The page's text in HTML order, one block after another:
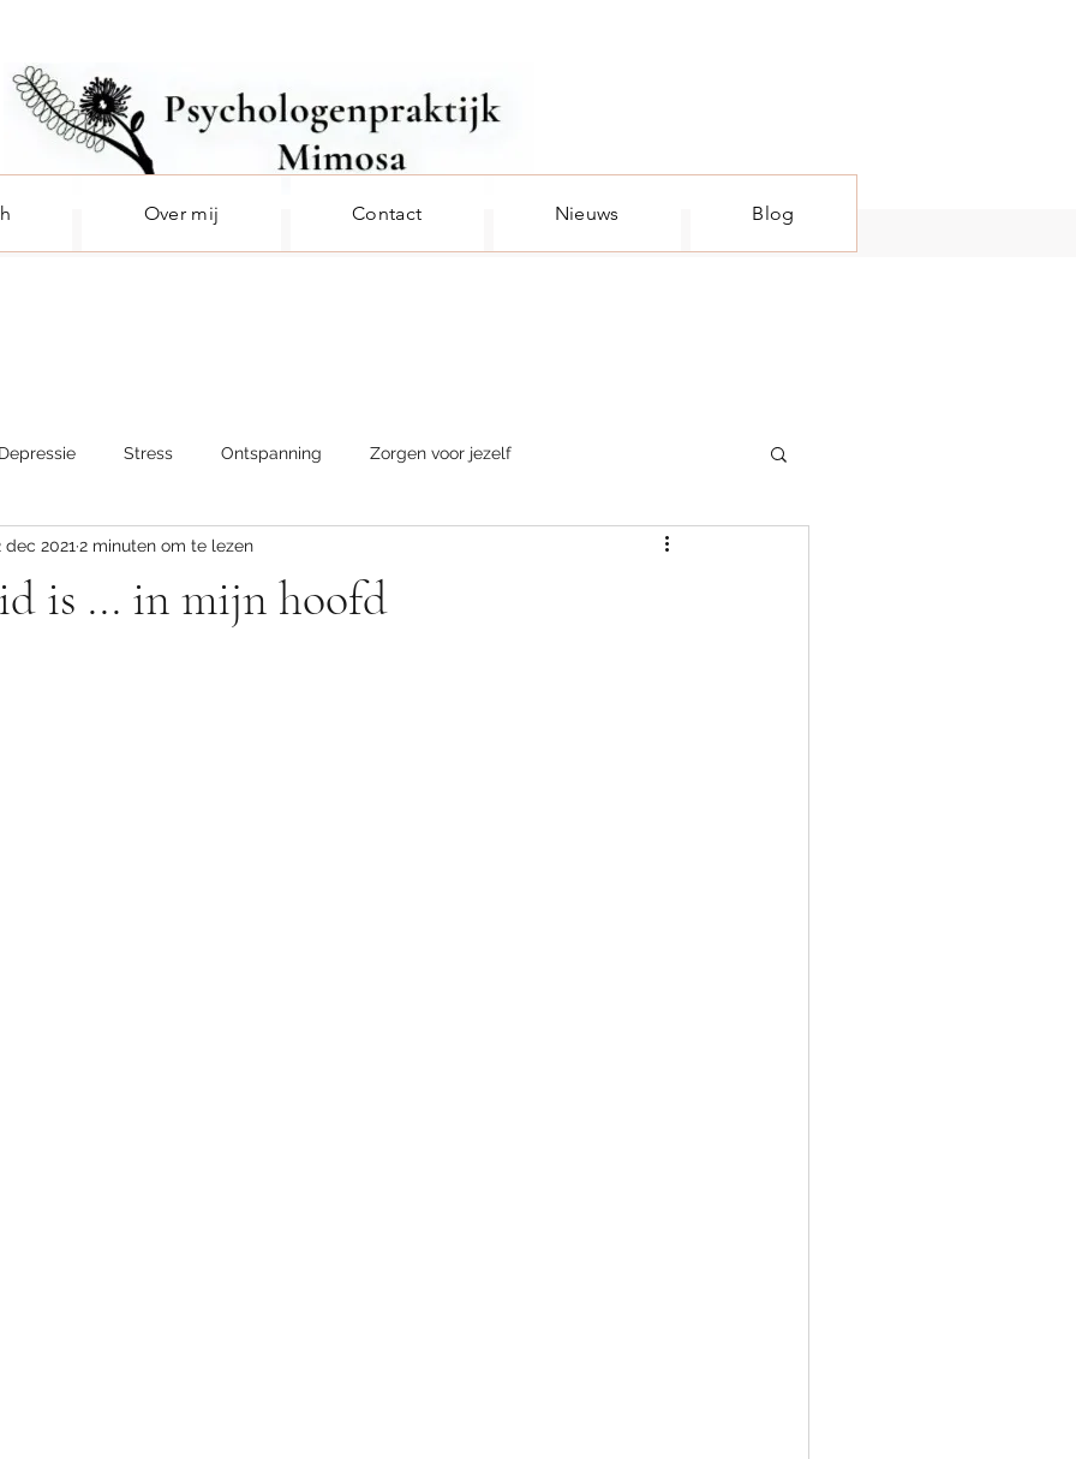
Over mij Contact Nieuws Blog
Depressie Stress Ontspanning Zorgen voor jezelf
is ... in mijn hoofd
dec 2021 2 minuten om te lezen